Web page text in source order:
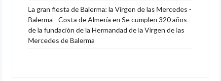
La gran fiesta de Balerma: la Virgen de las Mercedes -
Balerma - Costa de Almería en Se cumplen 320 años
de la fundación de la Hermandad de la Virgen de las
Mercedes de Balerma